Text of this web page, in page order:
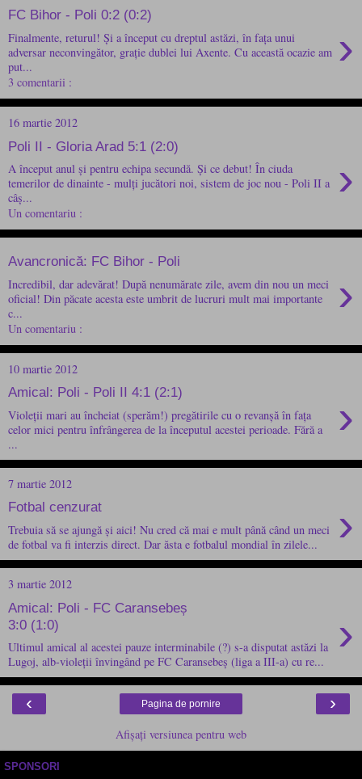
FC Bihor - Poli 0:2 (0:2)
›
Finalmente, returul! Și a început cu dreptul astăzi, în fața unui
adversar neconvingător, grație dublei lui Axente. Cu această ocazie am
put...
3 comentarii :
16 martie 2012
Poli II - Gloria Arad 5:1 (2:0)
›
A început anul și pentru echipa secundă. Și ce debut! În ciuda
temerilor de dinainte - mulți jucători noi, sistem de joc nou - Poli II a
câș...
Un comentariu :
Avancronică: FC Bihor - Poli
›
Incredibil, dar adevărat! După nenumărate zile, avem din nou un meci
oficial! Din păcate acesta este umbrit de lucruri mult mai importante
c...
Un comentariu :
10 martie 2012
Amical: Poli - Poli II 4:1 (2:1) ›
Violeții mari au încheiat (sperăm!) pregătirile cu o revanșă în fața
celor mici pentru înfrângerea de la începutul acestei perioade. Fără a
...
7 martie 2012
Fotbal cenzurat ›
Trebuia să se ajungă și aici! Nu cred că mai e mult până când un meci
de fotbal va fi interzis direct. Dar ăsta e fotbalul mondial în zilele...
3 martie 2012
Amical: Poli - FC Caransebeș
3:0 (1:0)
›
Ultimul amical al acestei pauze interminabile (?) s-a disputat astăzi la
Lugoj, alb-violeții învingând pe FC Caransebeș (liga a III-a) cu re...
‹ ›
Pagina de pornire
Afișați versiunea pentru web
SPONSORI